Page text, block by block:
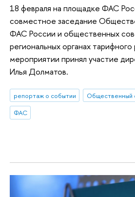
18 февраля на площадке ФАС
совместное заседание
ФАС России и общественных
региональных органах тарифного
мероприятии принял участие
Илья Долматов.
репортаж о событии
Общественный
ФАС